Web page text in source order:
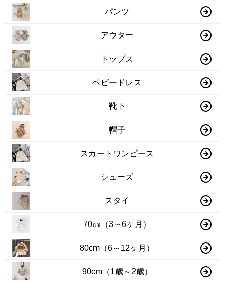
パンツ
アウター
トップス
ベビードレス
靴下
帽子
スカートワンピース
シューズ
スタイ
70㎝（3～6ヶ月）
80cm（6～12ヶ月）
90cm（1歳～2歳）